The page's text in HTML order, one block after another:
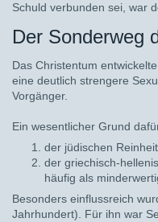
Schuld verbunden sei, war
Der Sonderweg
Das Christentum
eine deutlich strengere
Vorgänger.
Ein wesentlicher Grund
der jüdischen
der griechisch-
häufig als
Besonders einflussreich
Jahrhundert). Für ihn war